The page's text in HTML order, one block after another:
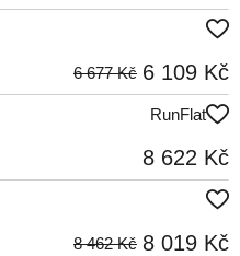
6 109 Kč
6 677 Kč
RunFlat
8 622 Kč
8 019 Kč
8 462 Kč